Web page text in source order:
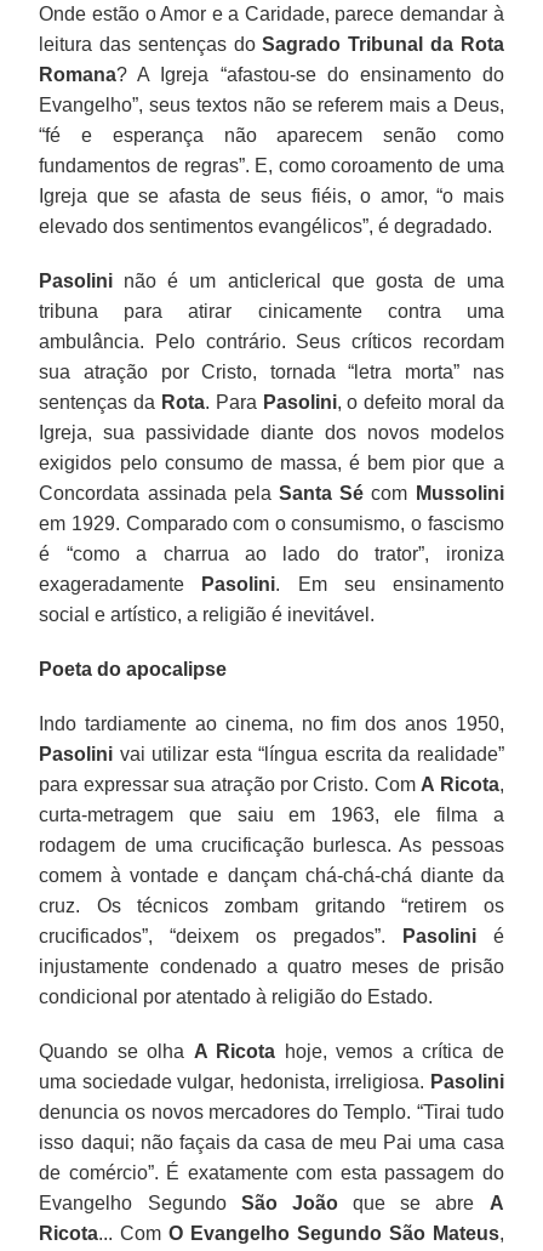
Onde estão o Amor e a Caridade, parece demandar à
leitura das sentenças doSagrado Tribunal da Rota
Romana? A Igreja “afastou-se do ensinamento do
Evangelho”, seus textos não se referem mais a Deus,
“fé e esperança não aparecem senão como
fundamentos de regras”. E, como coroamento de uma
Igreja que se afasta de seus fiéis, o amor, “o mais
elevado dos sentimentos evangélicos”, é degradado.
Pasolini não é um anticlerical que gosta de uma
tribuna para atirar cinicamente contra uma
ambulância. Pelo contrário. Seus críticos recordam
sua atração por Cristo, tornada “letra morta” nas
sentenças da Rota. Para Pasolini, o defeito moral da
Igreja, sua passividade diante dos novos modelos
exigidos pelo consumo de massa, é bem pior que a
Concordata assinada pela Santa Sé com Mussolini
em 1929. Comparado com o consumismo, o fascismo
é “como a charrua ao lado do trator”, ironiza
exageradamente
Pasolini. Em seu ensinamento
social e artístico, a religião é inevitável.
Poeta do apocalipse
Indo tardiamente ao cinema, no fim dos anos 1950,
Pasolini vai utilizar esta “língua escrita da realidade”
para expressar sua atração por Cristo. Com A Ricota,
curta-metragem que saiu em 1963, ele filma a
rodagem de uma crucificação burlesca. As pessoas
comem à vontade e dançam chá-chá-chá diante da
cruz. Os técnicos zombam gritando “retirem os
crucificados”, “deixem os pregados”.
Pasolinié
injustamente condenado a quatro meses de prisão
condicional por atentado à religião do Estado.
Quando se olha A Ricota hoje, vemos a crítica de
uma sociedade vulgar, hedonista, irreligiosa. Pasolini
denuncia os novos mercadores do Templo. “Tirai tudo
isso daqui; não façais da casa de meu Pai uma casa
de comércio”. É exatamente com esta passagem do
Evangelho Segundo São Joãoque se abre A
Ricota... ComO Evangelho Segundo São Mateus,